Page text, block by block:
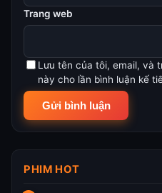
Trang web
Lưu tên của tôi, email, và
này cho lần bình luận kế
PHIM HOT